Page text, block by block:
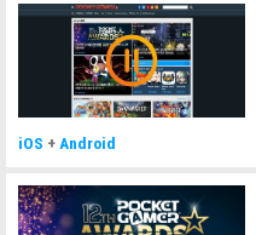
iOS + Android